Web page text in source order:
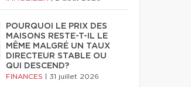
POURQUOI LE PRIX DES
MAISONS RESTE-T-IL LE
MÊME MALGRÉ UN TAUX
DIRECTEUR STABLE OU
QUI DESCEND?
FINANCES 31 juillet 2026